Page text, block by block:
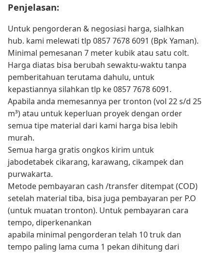
Penjelasan:
Untuk pengorderan & negosiasi harga, sialhkan
hub. kami melewati tlp 0857 7678 6091 (Bpk Yaman).
Minimal pemesanan 7 meter kubik atau satu colt.
Harga diatas bisa berubah sewaktu-waktu tanpa
pemberitahuan terutama dahulu, untuk
kepastiannya silahkan tlp ke 0857 7678 6091.
Apabila anda memesannya per tronton (vol 22 s/d 25
m³) atau untuk keperluan proyek dengan order
semua tipe material dari kami harga bisa lebih
murah.
Semua harga gratis ongkos kirim untuk
jabodetabek cikarang, karawang, cikampek dan
purwakarta.
Metode pembayaran cash /transfer ditempat (COD)
setelah material tiba, bisa juga pembayaran per P.O
(untuk muatan tronton). Untuk pembayaran cara
tempo, diperkenankan
apabila minimal pengorderan telah 10 truk dan
tempo paling lama cuma 1 pekan dihitung dari